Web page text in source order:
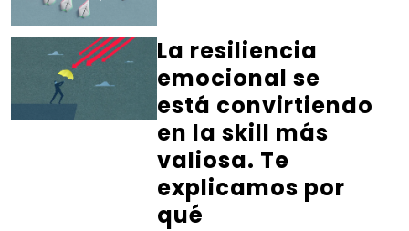
La resiliencia
emocional se
está convirtiendo
en la skill más
valiosa. Te
explicamos por
qué